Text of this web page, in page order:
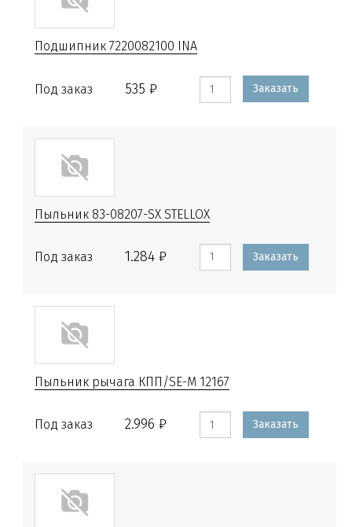
Подшипник 7220082100 INA
Под заказ 535 ₽ Заказать
Пыльник 83-08207-SX STELLOX
Под заказ 1.284 ₽ Заказать
Пыльник рычага КПП/SE-M 12167
Под заказ 2.996 ₽ Заказать